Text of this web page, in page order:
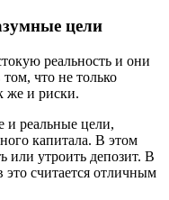
цели
реальность и они
что не только
же и риски.
и реальные цели,
капитала. В этом
или утроить депозит. В
считается отличным